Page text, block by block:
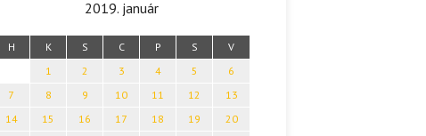
2019. január
H K S C P S V
1 2 3 4 5
6
7
8 9 10 11 12
13
14
15 16 17 18 19
20